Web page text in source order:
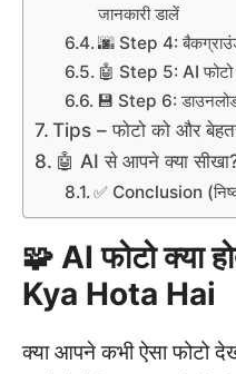
जानकारी डालें
🌆 Step 4:
🤖 Step 5: AI
💾 Step 6:
Tips – फोटो को और
🤖 AI से आपने क्या
✅ Conclusion
🧩 AI फोटो क्या
Kya Hota Hai
क्या आपने कभी ऐसा फोटो